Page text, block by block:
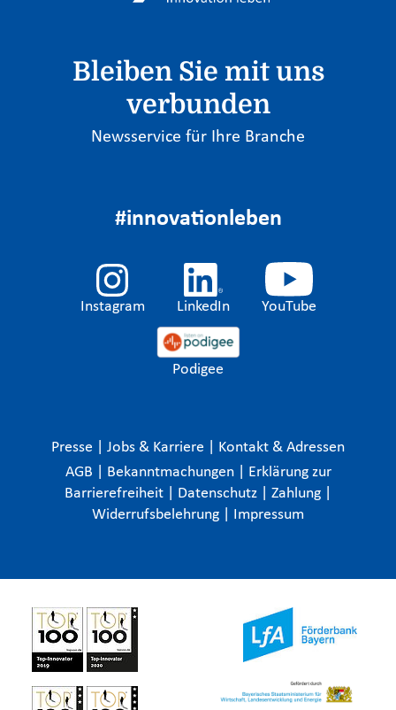
Bleiben Sie mit uns
verbunden
Newsservice für Ihre Branche
#innovationleben
Instagram LinkedIn YouTube
Podigee
Presse Jobs & Karriere
Kontakt & Adressen
AGB
Bekanntmachungen
Erklärung zur
Barrierefreiheit
Datenschutz Zahlung
Widerrufsbelehrung
Impressum